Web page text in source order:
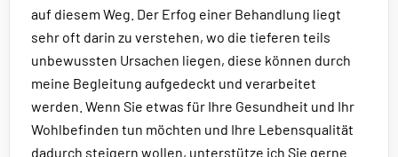
auf diesem Weg. Der Erfog einer Behandlung liegt
sehr oft darin zu verstehen, wo die tieferen teils
unbewussten Ursachen liegen, diese können durch
meine Begleitung aufgedeckt und verarbeitet
werden. Wenn Sie etwas für Ihre Gesundheit und Ihr
Wohlbefinden tun möchten und Ihre Lebensqualität
dadurch steigern wollen, unterstütze ich Sie gerne